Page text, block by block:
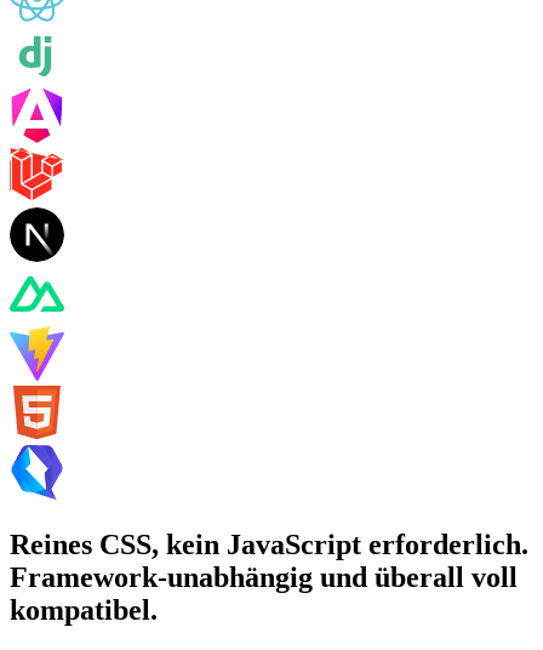
Reines CSS, kein JavaScript erforderlich.
Framework-unabhängig und überall voll
kompatibel.